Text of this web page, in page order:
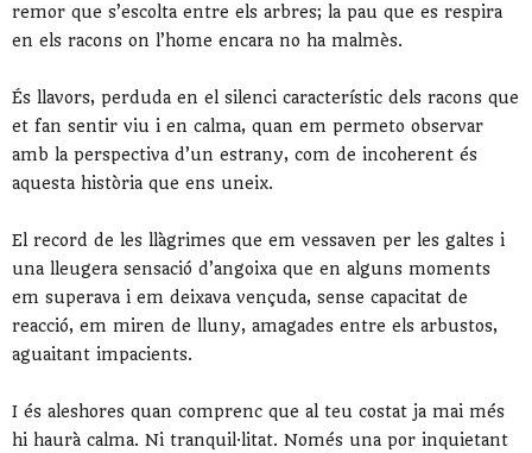
remor que s’escolta entre els arbres; la pau que es respira
en els racons on l’home encara no ha malmès.
És llavors, perduda en el silenci característic dels racons que
et fan sentir viu i en calma, quan em permeto observar
amb la perspectiva d’un estrany, com de incoherent és
aquesta història que ens uneix.
El record de les llàgrimes que em vessaven per les galtes i
una lleugera sensació d’angoixa que en alguns moments
em superava i em deixava vençuda, sense capacitat de
reacció, em miren de lluny, amagades entre els arbustos,
aguaitant impacients.
I és aleshores quan comprenc que al teu costat ja mai més
hi haurà calma. Ni tranquil·litat. Només una por inquietant